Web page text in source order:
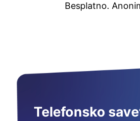
Besplatno.
Telefonsko